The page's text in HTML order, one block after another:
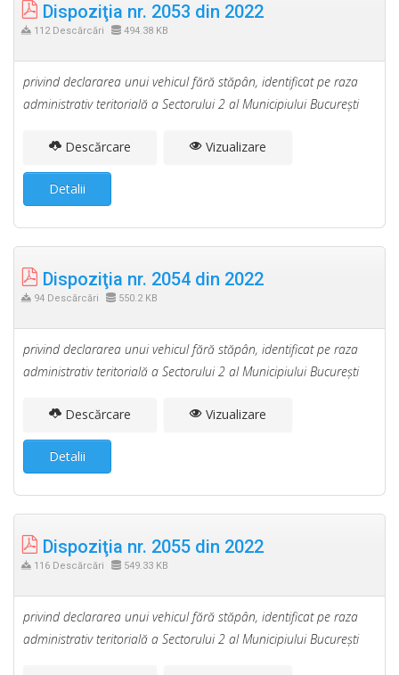
Dispoziţia nr. 2053 din 2022
112 Descărcări 494.38 KB
privind declararea unui vehicul fără stăpân, identificat pe raza
administrativ teritorială a Sectorului 2 al Municipiului Bucureşti
Descărcare Vizualizare
Detalii
Dispoziţia nr. 2054 din 2022
94 Descărcări 550.2 KB
privind declararea unui vehicul fără stăpân, identificat pe raza
administrativ teritorială a Sectorului 2 al Municipiului Bucureşti
Descărcare Vizualizare
Detalii
Dispoziţia nr. 2055 din 2022
116 Descărcări 549.33 KB
privind declararea unui vehicul fără stăpân, identificat pe raza
administrativ teritorială a Sectorului 2 al Municipiului Bucureşti